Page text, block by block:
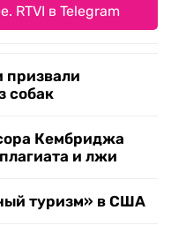
RTVI в Telegram
призвали
собак
Кембриджа
и лжи
туризм» в США